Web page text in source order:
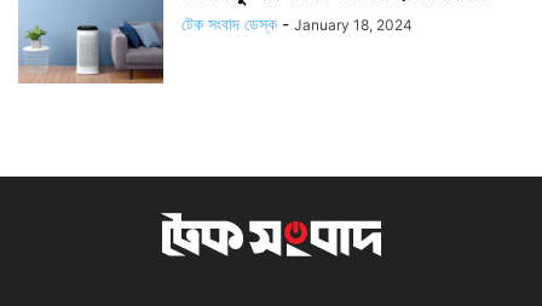
টেক সংবাদ ডেস্ক - January 18, 2024